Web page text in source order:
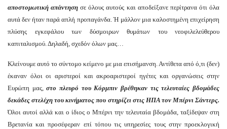
αποστομωτική απάντηση σε όλους αυτούς και αποδείξανε περίτρανα ότι όλα
αυτά δεν ήταν παρά απλή προπαγάνδα. Ή μάλλον μια καλοστημένη επιχείρηση
πλύσης εγκεφάλου των δύσμοιρων θυμάτων του νεοφιλελεύθερου
καπιταλισμού. Δηλαδή, σχεδόν όλων μας…
Κλείνουμε αυτό το σύντομο κείμενο με μια επισήμανση. Αντίθετα από ό,τι (δεν)
έκαναν όλοι οι αριστεροί και ακροαριστεροί ηγέτες και οργανώσεις στην
Ευρώπη μας,στο πλευρό του Κόρμπιν βρέθηκαν τις τελευταίες βδομάδες
δεκάδες στελέχη του κινήματος που στηρίζει στις ΗΠΑ τον Μπέρνι Σάντερς.
Όλοι αυτοί αλλά και ο ίδιος ο Μπέρνι την τελευταία βδομάδα, ταξίδεψαν στη
Βρετανία και προσέφεραν επί τόπου τις υπηρεσίες τους στην προεκλογική